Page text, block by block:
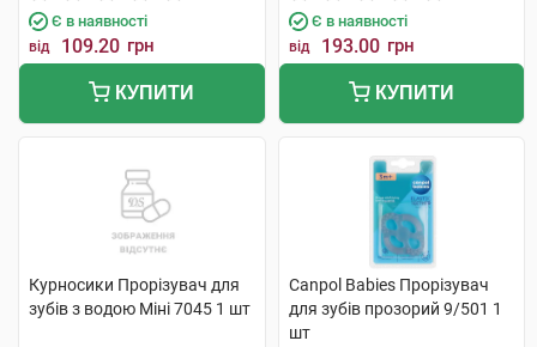
Є в наявності
від 109.20 грн
КУПИТИ
Є в наявності
від 193.00 грн
КУПИТИ
Курносики Прорізувач для
зубів з водою Міні 7045 1 шт
Canpol Babies Прорізувач
для зубів прозорий 9/501 1
шт